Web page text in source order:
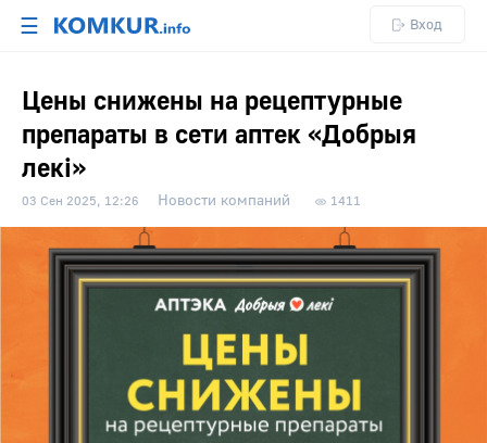
☰ Вход
Цены снижены на рецептурные
препараты в сети аптек «Добрыя
лекi»
03 Сен 2025, 12:26 Новости компаний 1411